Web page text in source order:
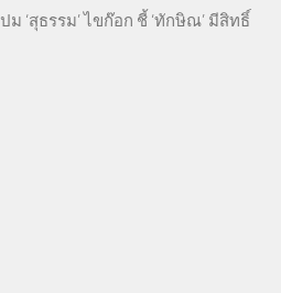
ปม ‘สุธรรม’ ไขก๊อก ชี้ ‘ทักษิณ’ มีสิทธิ์